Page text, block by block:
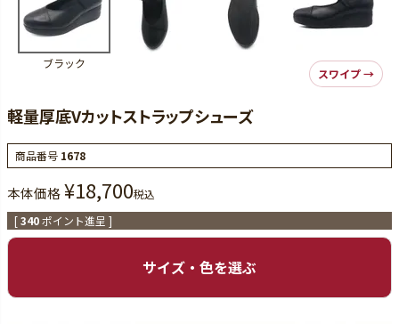
ブラック
軽量厚底Vカットストラップシューズ
商品番号 1678
本体価格¥18,700税込
[340ポイント進呈 ]
サイズ・色を選ぶ